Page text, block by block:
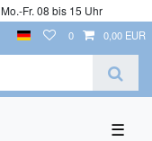
Mo.-Fr. 08 bis 15 Uhr
0 0,00 EUR
☰